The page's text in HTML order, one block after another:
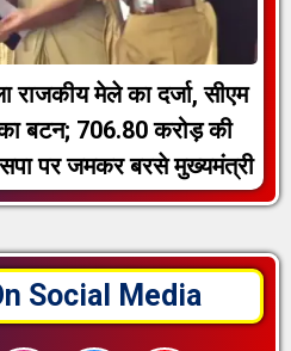
राजकीय मेले का दर्जा, सीएम
का बटन; 706.80 करोड़ की
पर जमकर बरसे मुख्यमंत्री
Social Media